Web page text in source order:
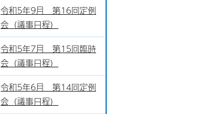
令和5年9月 第16回定例
会（議事日程）
令和5年7月 第15回臨時
会（議事日程）
令和5年6月 第14回定例
会（議事日程）